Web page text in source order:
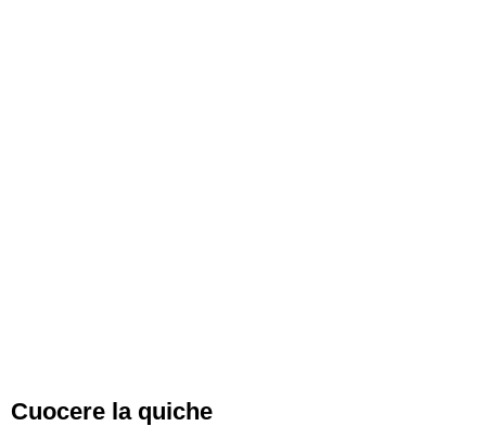
Cuocere la quiche